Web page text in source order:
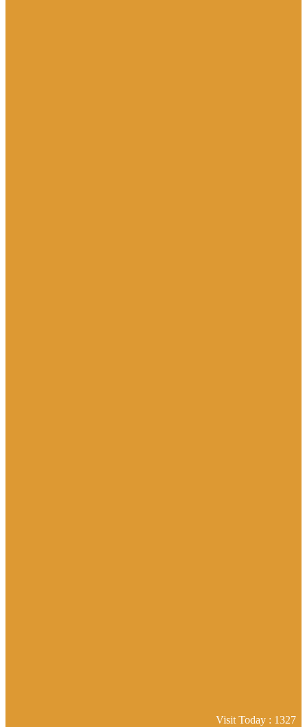
Visit Today : 1327